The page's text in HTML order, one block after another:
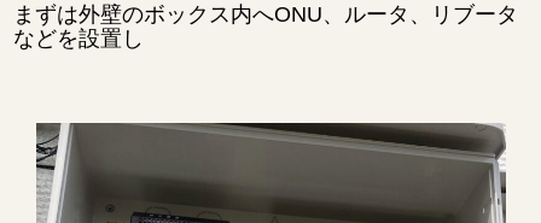
まずは外壁のボックス内へONU、ルータ、リブータ
などを設置し